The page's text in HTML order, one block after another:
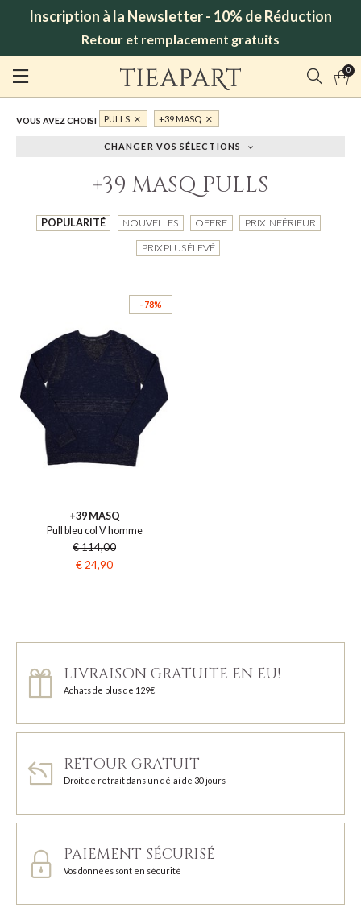
Inscription à la Newsletter - 10% de Réduction
Retour et remplacement gratuits
0
VOUS AVEZ CHOISI PULLS +39 MASQ
CHANGER VOS SÉLECTIONS
+39 MASQ PULLS
POPULARITÉ NOUVELLES OFFRE PRIX INFÉRIEUR
PRIX PLUS ÉLEVÉ
- 78%
+39 MASQ
Pull bleu col V homme
€ 114,00
€ 24,90
LIVRAISON GRATUITE EN EU!
Achats de plus de 129€
RETOUR GRATUIT
Droit de retrait dans un délai de 30 jours
PAIEMENT SÉCURISÉ
Vos données sont en sécurité